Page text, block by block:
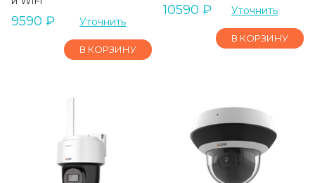
9590 ₽ Уточнить
В КОРЗИНУ
10590 ₽ Уточнить
В КОРЗИНУ